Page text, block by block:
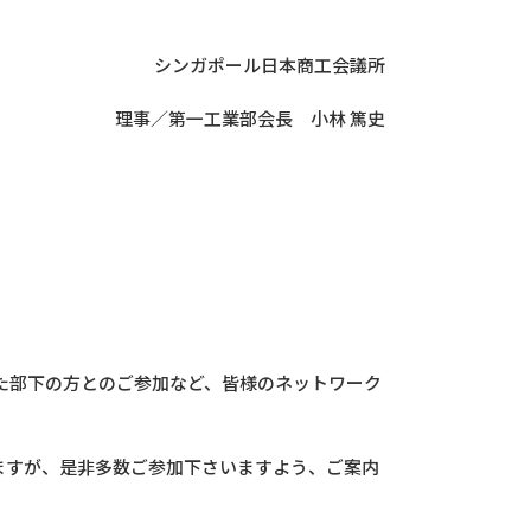
本商工会議所
会長 小林 篤史
下の方とのご参加など、皆様のネットワーク
が、是非多数ご参加下さいますよう、ご案内